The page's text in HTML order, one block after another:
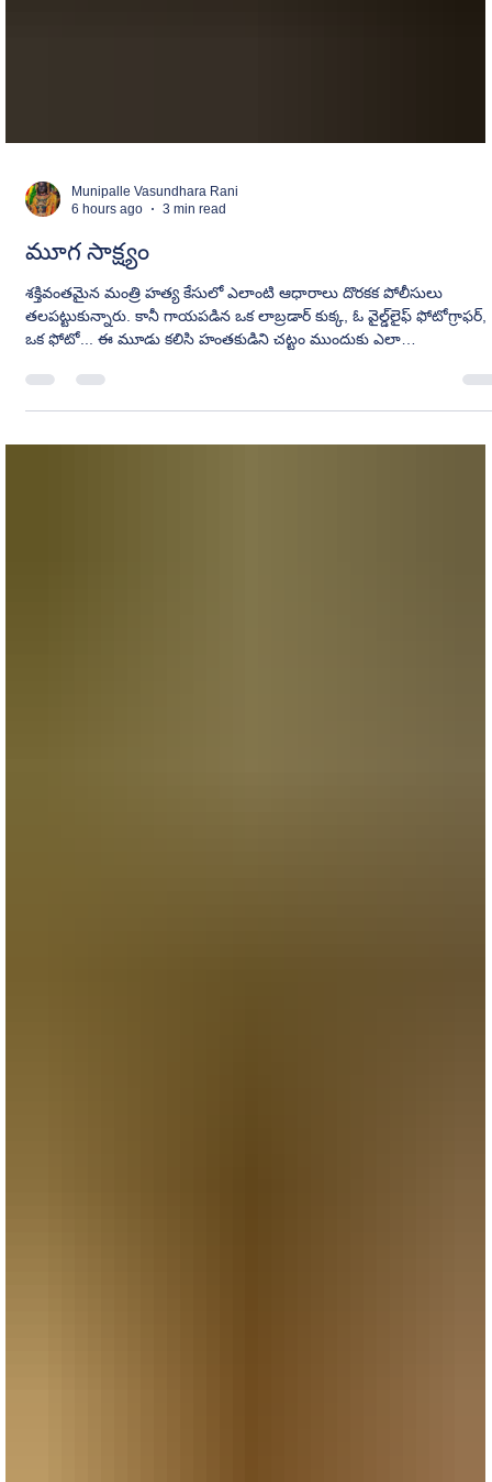
Munipalle Vasundhara Rani
6 hours ago
3 min read
మూగ సాక్ష్యం
శక్తివంతమైన మంత్రి హత్య కేసులో ఎలాంటి ఆధారాలు దొరకక పోలీసులు
తలపట్టుకున్నారు. కానీ గాయపడిన ఒక లాబ్రడార్ కుక్క, ఓ వైల్డ్‌లైఫ్ ఫోటోగ్రాఫర్,